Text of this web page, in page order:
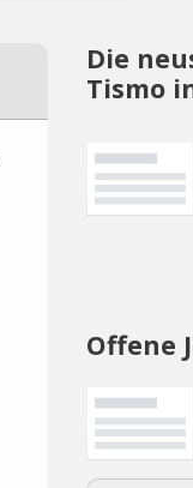
Die
Tismo
Offene